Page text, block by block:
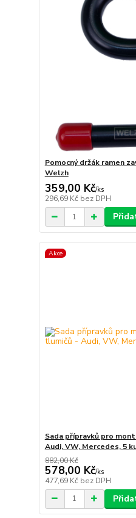
Pomocný držák ramen
Welzh
359,00 Kč/ks
296,69 Kč bez DPH
Akce
Sada přípravků pro
Audi, VW, Mercedes, 5
882,00 Kč
578,00 Kč/ks
477,69 Kč bez DPH